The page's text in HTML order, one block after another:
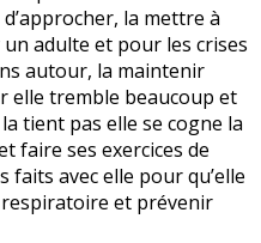
la mettre à
adulte et pour les crises
autour, la maintenir
elle tremble beaucoup et
tient pas elle se cogne la
faire ses exercices de
avec elle pour qu’elle
et prévenir